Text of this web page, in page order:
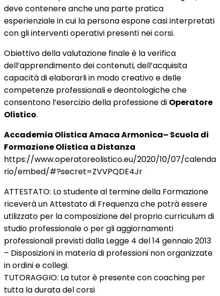
deve contenere anche una parte pratica
esperienziale in cui la persona espone casi interpretati
con gli interventi operativi presenti nei corsi.
Obiettivo della valutazione finale è la verifica
dell’apprendimento dei contenuti, dell’acquisita
capacità di elaborarli in modo creativo e delle
competenze professionali e deontologiche che
consentono l’esercizio della professione di Operatore
Olistico.
Accademia Olistica Amaca Armonica– Scuola di
Formazione Olistica a Distanza
https://www.operatoreolistico.eu/2020/10/07/calenda
rio/embed/#?secret=ZVVPQDE4Jr
ATTESTATO: Lo studente al termine della Formazione
riceverà un Attestato di Frequenza che potrà essere
utilizzato per la composizione del proprio curriculum di
studio professionale o per gli aggiornamenti
professionali previsti dalla Legge 4 del 14 gennaio 2013
– Disposizioni in materia di professioni non organizzate
in ordini e collegi.
TUTORAGGIO: La tutor è presente con coaching per
tutta la durata del corsi